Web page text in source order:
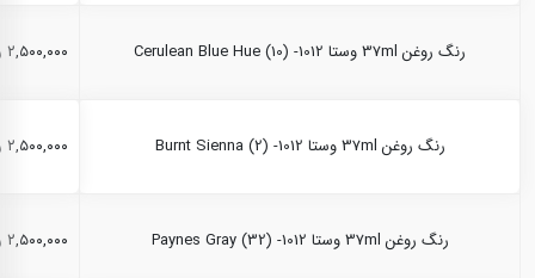
رنگ روغن 37ml وستا Cerulean Blue Hue (10) -1012 ۲,۵۰۰,۰۰۰ ریال
رنگ روغن 37ml وستا Burnt Sienna (2) -1012 ۲,۵۰۰,۰۰۰ ریال
رنگ روغن 37ml وستا Paynes Gray (32) -1012 ۲,۵۰۰,۰۰۰ ریال